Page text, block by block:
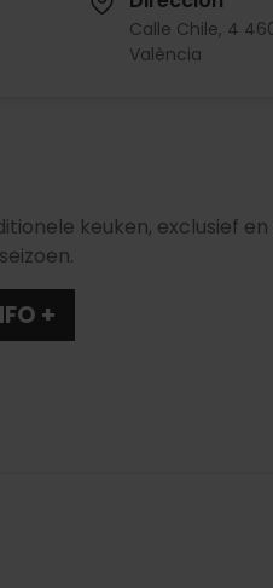
Calle Chile, 4
València
keuken, exclusief
+